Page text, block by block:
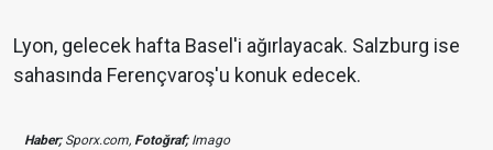
Lyon, gelecek hafta Basel'i ağırlayacak. Salzburg ise
sahasında Ferençvaroş'u konuk edecek.
Haber;Sporx.com, Fotoğraf;Imago